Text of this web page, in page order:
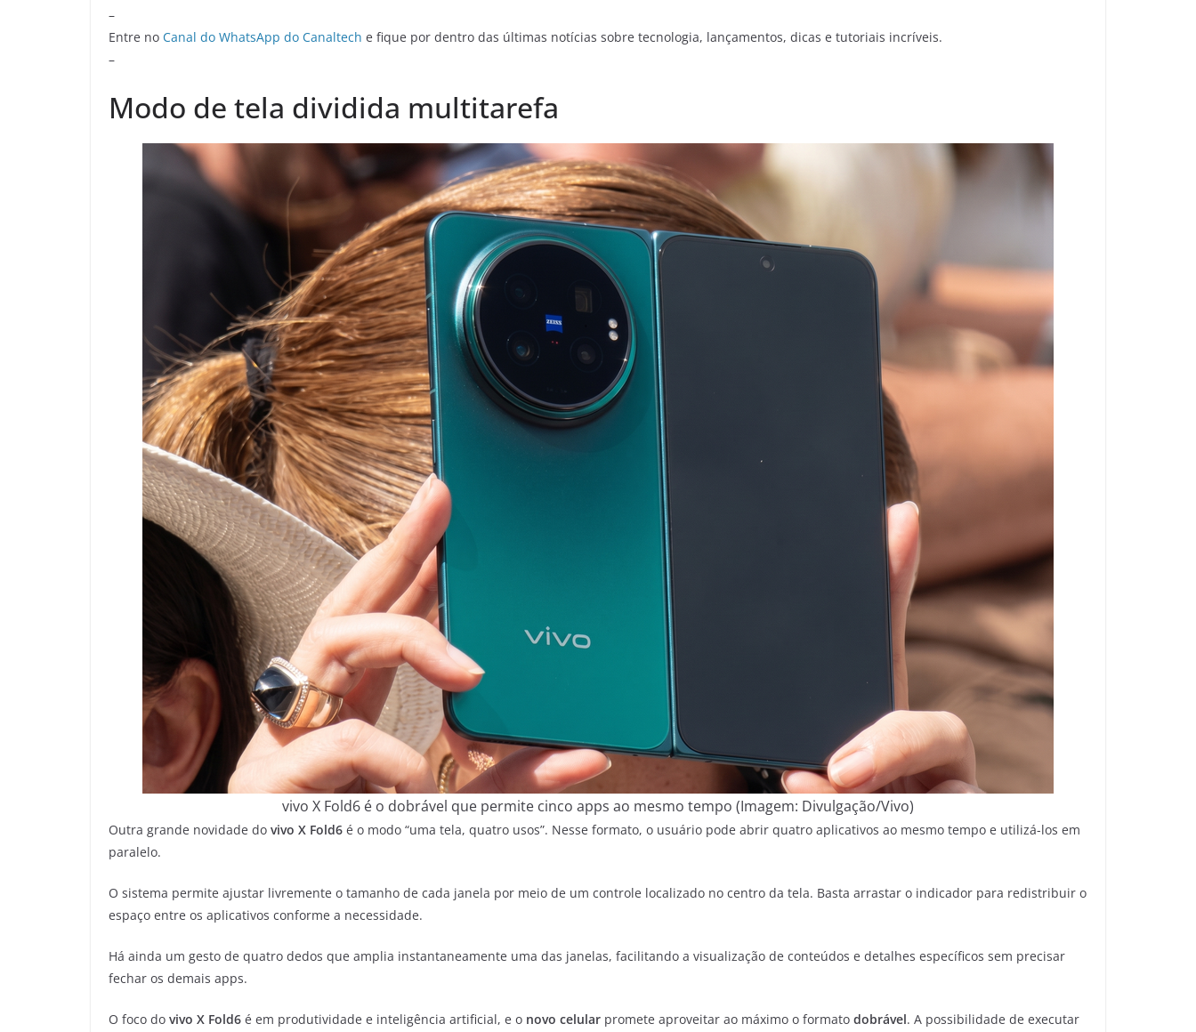
–
Entre no Canal do WhatsApp do Canaltech e fique por dentro das últimas notícias sobre tecnologia, lançamentos, dicas e tutoriais incríveis.
–
Modo de tela dividida multitarefa
vivo X Fold6 é o dobrável que permite cinco apps ao mesmo tempo (Imagem: Divulgação/Vivo)
Outra grande novidade do vivo X Fold6 é o modo “uma tela, quatro usos”. Nesse formato, o usuário pode abrir quatro aplicativos ao mesmo tempo e utilizá-los em
paralelo.
O sistema permite ajustar livremente o tamanho de cada janela por meio de um controle localizado no centro da tela. Basta arrastar o indicador para redistribuir o
espaço entre os aplicativos conforme a necessidade.
Há ainda um gesto de quatro dedos que amplia instantaneamente uma das janelas, facilitando a visualização de conteúdos e detalhes específicos sem precisar
fechar os demais apps.
O foco do vivo X Fold6 é em produtividade e inteligência artificial, e o novo celular promete aproveitar ao máximo o formato dobrável. A possibilidade de executar